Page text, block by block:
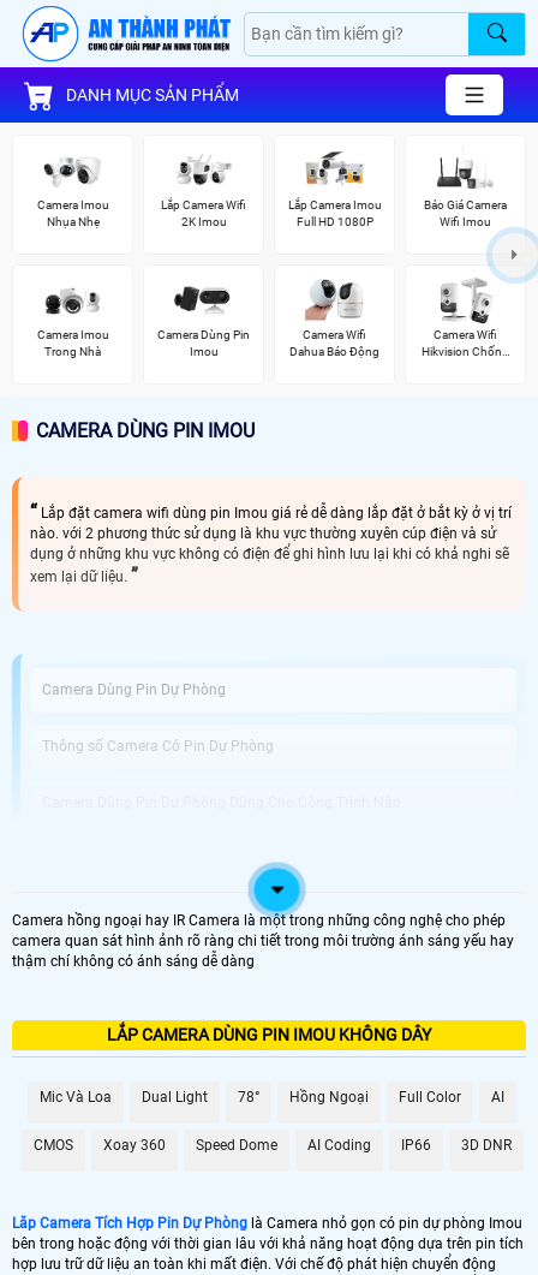
DANH MỤC SẢN PHẨM
Camera Imou
Nhụa Nhẹ
Lắp Camera Wifi
2K Imou
Lắp Camera Imou
Full HD 1080P
Báo Giá Camera
Wifi Imou
Camera Imou
Trong Nhà
Camera Dùng Pin
Imou
Camera Wifi
Dahua Báo Động
Camera Wifi
Hikvision Chống
CAMERA DÙNG PIN IMOU
Lắp đặt camera wifi dùng pin Imou giá rẻ dễ dàng lắp đặt ở bắt kỳ ở vị trí
nào. với 2 phương thức sử dụng là khu vực thường xuyên cúp điện và sử
dụng ở những khu vực không có điện để ghi hình lưu lại khi có khả nghi sẽ
xem lại dữ liệu.
Camera Dùng Pin Dự Phòng
Thông số Camera Có Pin Dự Phòng
An Thành Phát Bán Camera Dùng Pin Phòng Uy Tín
Được phát triển với công nghệ tiên tiến, Camera Tích Hợp Pin Dự Phòng không
chỉ là thiết bị giám sát vị trí chuyên dụng mà còn giải pháp hoàn hảo cho
những tình huống mất điện hoặc thiếu nguồn điện. Với khả năng hoạt động
Điểm nổi bật của camera này chính là chất lượng ghi hình tuyệt vời với độ
phân giải Full HD 1080P, giúp bạn quan sát mọi chi tiết một cách rõ nét và sắc
quá trình ghi hình, đồng thời Hoàn toàn tin cậy cho việc lưu trữ dữ liệu lâu dài
Với Camera Tích Hợp Pin Dự Phòng này, bạn không chỉ có được sự tiện lợi
trong việc giám sát mà còn được ổn hơn với chất lượng hình ảnh và dữ liệu lưu
Camera hồng ngoại hay IR Camera là một trong những công nghệ cho phép
camera quan sát hình ảnh rõ ràng chi tiết trong môi trường ánh sáng yếu hay
thậm chí không có ánh sáng dễ dàng
LẮP CAMERA DÙNG PIN IMOU KHÔNG DÂY
Mic Và Loa Dual Light 78° Hồng Ngoại Full Color AI
CMOS Xoay 360 Speed Dome AI Coding IP66 3D DNR
Lăp Camera Tích Hợp Pin Dự Phòng là Camera nhỏ gọn có pin dự phòng Imou
bên trong hoặc động với thời gian lâu với khả năng hoạt động dựa trên pin tích
hợp lưu trữ dữ liệu an toàn khi mất điện. Với chế độ phát hiện chuyển động